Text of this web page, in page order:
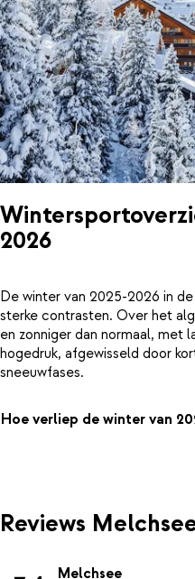
2026
De winter van 2025-2026 in
sterke contrasten. Over het
en zonniger dan normaal, met
hogedruk, afgewisseld door
sneeuwfases.
Hoe verliep de winter van
Reviews
Melchsee